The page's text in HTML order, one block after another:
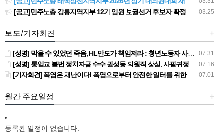
03.25
[공고]민주노총 강릉지역지부 12기 임원 보궐선거 후보자 확정 공고
+
보도/기자회견
07.31
[성명] 막을 수 있었던 죽음, HL만도가 책임져라 : 청년노동자 사망사고의 철저한 진상규명과 재발방지 대책 마련하라
07.16
[성명] 통일교 불법 정치자금 수수 권성동 의원직 상실, 사필귀정이다
07.01
[기자회견] 폭염은 재난이다! 폭염으로부터 안전한 일터를 위한 민주노총 강원지역본부 폭염감시단 선포 기자회견
+
월간 주요일정
등록된 일정이 없습니다.